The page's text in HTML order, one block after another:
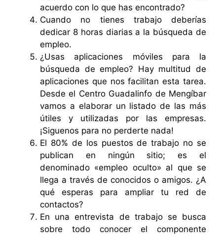
acuerdo con lo que has encontrado?
Cuando no tienes trabajo deberías
dedicar 8 horas diarias a la búsqueda de
empleo.
¿Usas aplicaciones móviles para la
búsqueda de empleo? Hay multitud de
aplicaciones que nos facilitan esta tarea.
Desde el Centro Guadalinfo de Mengíbar
vamos a elaborar un listado de las más
útiles y utilizadas por las empresas.
¡Siguenos para no perderte nada!
El 80% de los puestos de trabajo no se
publican en ningún sitio; es el
denominado «empleo oculto» al que se
llega a través de conocidos o amigos. ¿A
qué esperas para ampliar tu red de
contactos?
En una entrevista de trabajo se busca
sobre todo conocer el componente